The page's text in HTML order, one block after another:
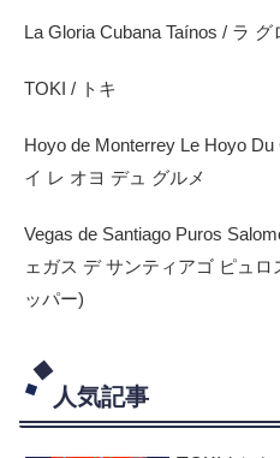
La Gloria Cubana Taínos / ラ
TOKI / トキ
Hoyo de Monterrey Le Hoyo
イ レ オヨ デュ グルメ
Vegas de Santiago Puros
ェガス デ サンティアゴ ピュ
ッパー)
人気記事